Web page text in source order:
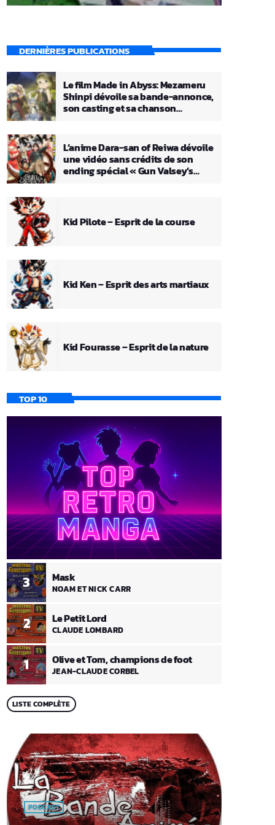
DERNIÈRES PUBLICATIONS
Le film Made in Abyss: Mezameru
Shinpi dévoile sa bande-annonce,
son casting et sa chanson
L’anime Dara-san of Reiwa dévoile
une vidéo sans crédits de son
ending spécial « Gun Valsey’s
Kid Pilote – Esprit de la course
Kid Ken – Esprit des arts martiaux
Kid Fourasse – Esprit de la nature
TOP 10
1 Olive et Tom, champions de foot
JEAN-CLAUDE CORBEL
2 Le Petit Lord
CLAUDE LOMBARD
3 Mask
NOAM ET NICK CARR
LISTE COMPLÈTE
PODCAST